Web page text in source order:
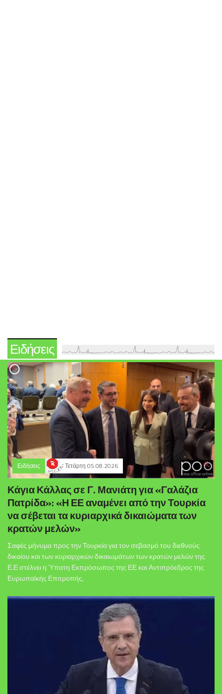
Ειδήσεις
Ειδήσεις Τετάρτη 05.08.2026
Κάγια Κάλλας σε Γ. Μανιάτη για «Γαλάζια
Πατρίδα»: «Η ΕΕ αναμένει από την Τουρκία
να σέβεται τα κυριαρχικά δικαιώματα των
κρατών μελών»
Σαφές μήνυμα προς την Τουρκία για τον σεβασμό του διεθνούς
δικαίου και των κυριαρχικών δικαιωμάτων των κρατών μελών της
Ε.Ε στέλνει η Ύπατη Εκπρόσωπος της ΕΕ και Αντιπρόεδρος της
Ευρωπαϊκής Επιτροπής,